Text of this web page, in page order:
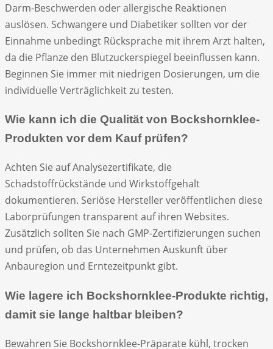
Darm-Beschwerden oder allergische Reaktionen
auslösen. Schwangere und Diabetiker sollten vor der
Einnahme unbedingt Rücksprache mit ihrem Arzt halten,
da die Pflanze den Blutzuckerspiegel beeinflussen kann.
Beginnen Sie immer mit niedrigen Dosierungen, um die
individuelle Verträglichkeit zu testen.
Wie kann ich die Qualität von Bockshornklee-
Produkten vor dem Kauf prüfen?
Achten Sie auf Analysezertifikate, die
Schadstoffrückstände und Wirkstoffgehalt
dokumentieren. Seriöse Hersteller veröffentlichen diese
Laborprüfungen transparent auf ihren Websites.
Zusätzlich sollten Sie nach GMP-Zertifizierungen suchen
und prüfen, ob das Unternehmen Auskunft über
Anbauregion und Erntezeitpunkt gibt.
Wie lagere ich Bockshornklee-Produkte richtig,
damit sie lange haltbar bleiben?
Bewahren Sie Bockshornklee-Präparate kühl, trocken